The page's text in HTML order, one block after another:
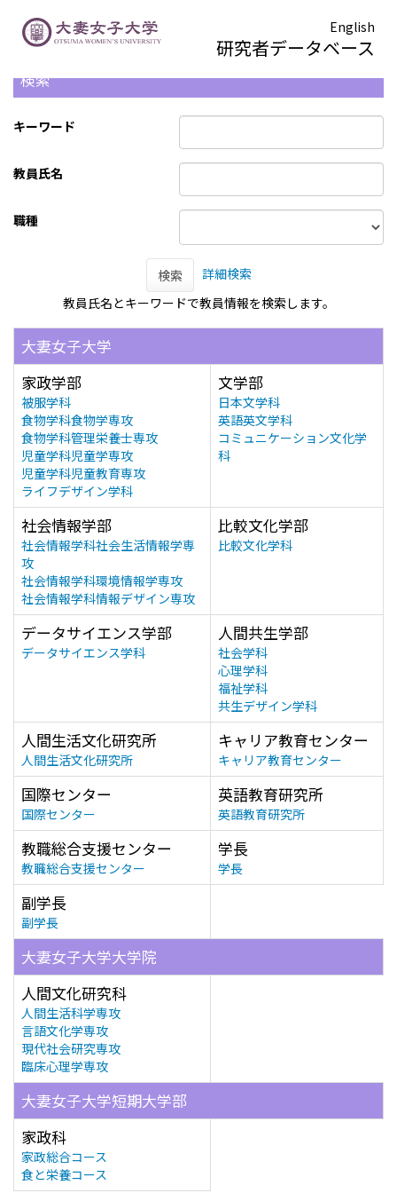
English
研究者データベース
検索
キーワード
教員氏名
職種
検索
詳細検索
教員氏名とキーワードで教員情報を検索します。
大妻女子大学
家政学部
被服学科
食物学科食物学専攻
食物学科管理栄養士専攻
児童学科児童学専攻
児童学科児童教育専攻
ライフデザイン学科
文学部
日本文学科
英語英文学科
コミュニケーション文化学
科
社会情報学部
社会情報学科社会生活情報学専
攻
社会情報学科環境情報学専攻
社会情報学科情報デザイン専攻
比較文化学部
比較文化学科
データサイエンス学部
データサイエンス学科
人間共生学部
社会学科
心理学科
福祉学科
共生デザイン学科
人間生活文化研究所
人間生活文化研究所
キャリア教育センター
キャリア教育センター
国際センター
国際センター
英語教育研究所
英語教育研究所
教職総合支援センター
教職総合支援センター
学長
学長
副学長
副学長
大妻女子大学大学院
人間文化研究科
人間生活科学専攻
言語文化学専攻
現代社会研究専攻
臨床心理学専攻
大妻女子大学短期大学部
家政科
家政総合コース
食と栄養コース